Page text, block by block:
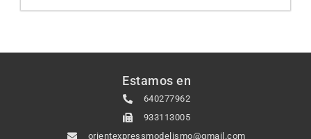
Estamos en
640277962
933113005
orientexpressmodelismo@gmail.com